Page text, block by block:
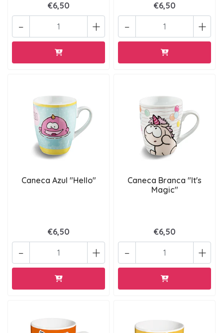
€6,50
+
-
€6,50
+
-
Caneca Azul "Hello"
€6,50
+
-
Caneca Branca "It's
Magic"
€6,50
+
-